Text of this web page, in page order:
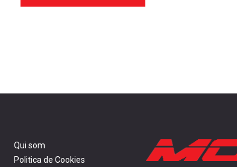
Qui som
Politica de Cookies